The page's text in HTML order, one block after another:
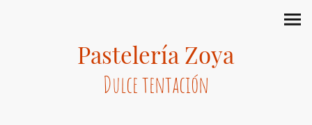
Pastelería Zoya
Dulce tentación